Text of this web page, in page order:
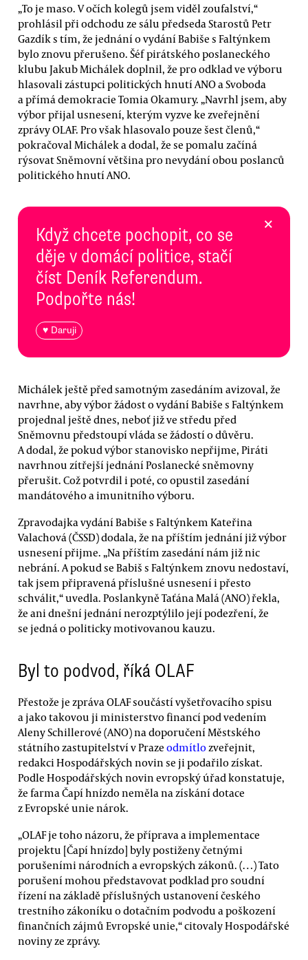
„To je maso. V očích kolegů jsem viděl zoufalství,“
prohlásil při odchodu ze sálu předseda Starostů Petr
Gazdík s tím, že jednání o vydání Babiše s Faltýnkem
bylo znovu přerušeno. Šéf pirátského poslaneckého
klubu Jakub Michálek doplnil, že pro odklad ve výboru
hlasovali zástupci politických hnutí ANO a Svoboda
a přímá demokracie Tomia Okamury. „Navrhl jsem, aby
výbor přijal usnesení, kterým vyzve ke zveřejnění
zprávy OLAF. Pro však hlasovalo pouze šest členů,“
pokračoval Michálek a dodal, že se pomalu začíná
rýsovat Sněmovní většina pro nevydání obou poslanců
politického hnutí ANO.
Když chcete pochopit, co se
děje v domácí politice, stačí
číst Deník Referendum.
Podpořte nás!
♥ Daruji
×
Michálek ještě před samotným zasedáním avizoval, že
navrhne, aby výbor žádost o vydání Babiše s Faltýnkem
projednal ještě dnes, neboť již ve středu před
Sněmovnu předstoupí vláda se žádostí o důvěru.
A dodal, že pokud výbor stanovisko nepřijme, Piráti
navrhnou zítřejší jednání Poslanecké sněmovny
přerušit. Což potvrdil i poté, co opustil zasedání
mandátového a imunitního výboru.
Zpravodajka vydání Babiše s Faltýnkem Kateřina
Valachová (ČSSD) dodala, že na příštím jednání již výbor
usnesení přijme. „Na příštím zasedání nám již nic
nebrání. A pokud se Babiš s Faltýnkem znovu nedostaví,
tak jsem připravená příslušné usnesení i přesto
schválit,“ uvedla. Poslankyně Taťána Malá (ANO) řekla,
že ani dnešní jednání nerozptýlilo její podezření, že
se jedná o politicky motivovanou kauzu.
Byl to podvod, říká OLAF
Přestože je zpráva OLAF součástí vyšetřovacího spisu
a jako takovou ji ministerstvo financí pod vedením
Aleny Schillerové (ANO) na doporučení Městského
státního zastupitelství v Praze odmítlo zveřejnit,
redakci Hospodářských novin se ji podařilo získat.
Podle Hospodářských novin evropský úřad konstatuje,
že farma Čapí hnízdo neměla na získání dotace
z Evropské unie nárok.
„OLAF je toho názoru, že příprava a implementace
projektu [Čapí hnízdo] byly postiženy četnými
porušeními národních a evropských zákonů. (…) Tato
porušení mohou představovat podklad pro soudní
řízení na základě příslušných ustanovení českého
trestního zákoníku o dotačním podvodu a poškození
finančních zájmů Evropské unie,“ citovaly Hospodářské
noviny ze zprávy.